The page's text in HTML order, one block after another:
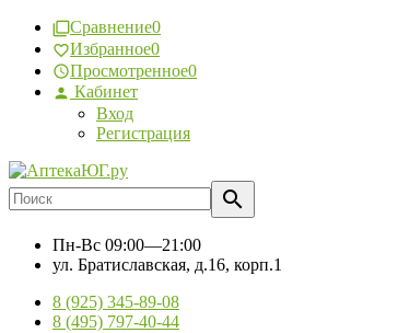
Сравнение0
Избранное0
Просмотренное0
Кабинет
Вход
Регистрация
Пн-Вс 09:00—21:00
ул. Братиславская, д.16, корп.1
8 (925) 345-89-08
8 (495) 797-40-44